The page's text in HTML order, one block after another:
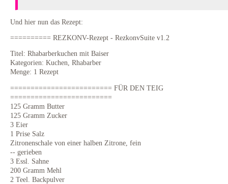
Und hier nun das Rezept:
========== REZKONV-Rezept - RezkonvSuite v1.2
Titel: Rhabarberkuchen mit Baiser
Kategorien: Kuchen, Rhabarber
Menge: 1 Rezept
========================= FÜR DEN TEIG
=========================
125 Gramm Butter
125 Gramm Zucker
3 Eier
1 Prise Salz
Zitronenschale von einer halben Zitrone, fein
-- gerieben
3 Essl. Sahne
200 Gramm Mehl
2 Teel. Backpulver